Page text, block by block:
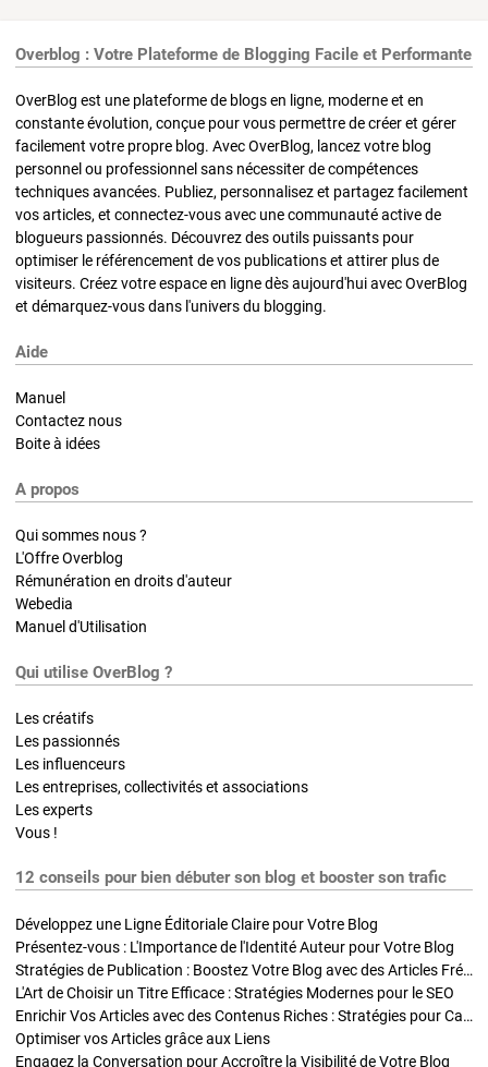
Overblog : Votre Plateforme de Blogging Facile et Performante
OverBlog est une plateforme de blogs en ligne, moderne et en
constante évolution, conçue pour vous permettre de créer et gérer
facilement votre propre blog. Avec OverBlog, lancez votre blog
personnel ou professionnel sans nécessiter de compétences
techniques avancées. Publiez, personnalisez et partagez facilement
vos articles, et connectez-vous avec une communauté active de
blogueurs passionnés. Découvrez des outils puissants pour
optimiser le référencement de vos publications et attirer plus de
visiteurs. Créez votre espace en ligne dès aujourd'hui avec OverBlog
et démarquez-vous dans l'univers du blogging.
Aide
Manuel
Contactez nous
Boite à idées
A propos
Qui sommes nous ?
L'Offre Overblog
Rémunération en droits d'auteur
Webedia
Manuel d'Utilisation
Qui utilise OverBlog ?
Les créatifs
Les passionnés
Les influenceurs
Les entreprises, collectivités et associations
Les experts
Vous !
12 conseils pour bien débuter son blog et booster son trafic
Développez une Ligne Éditoriale Claire pour Votre Blog
Présentez-vous : L'Importance de l'Identité Auteur pour Votre Blog
Stratégies de Publication : Boostez Votre Blog avec des Articles Fréquents et Exclusifs
L'Art de Choisir un Titre Efficace : Stratégies Modernes pour le SEO
Enrichir Vos Articles avec des Contenus Riches : Stratégies pour Captiver et Optimiser
Optimiser vos Articles grâce aux Liens
Engagez la Conversation pour Accroître la Visibilité de Votre Blog